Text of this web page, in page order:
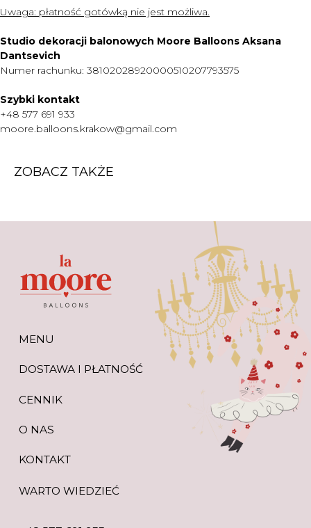
Uwaga: płatność gotówką nie jest możliwa.
Studio dekoracji balonowych Moore Balloons Aksana
Dantsevich
Numer rachunku: 38102028920000510207793575
Szybki kontakt
+48 577 691 933
moore.balloons.krakow@gmail.com
ZOBACZ TAKŻE
moore.balloons.krakow@gmail.com
KONTAKT
O NAS
WARTO WIEDZIEĆ
POLITYKA PRYWATNOŚCI